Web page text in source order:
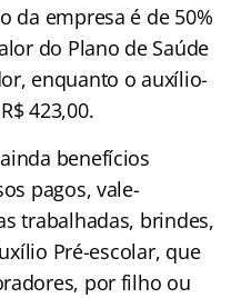
da empresa é de 50%
do Plano de Saúde
enquanto o auxílio-
423,00.
benefícios
pagos, vale-
trabalhadas, brindes,
Pré-escolar, que
por filho ou